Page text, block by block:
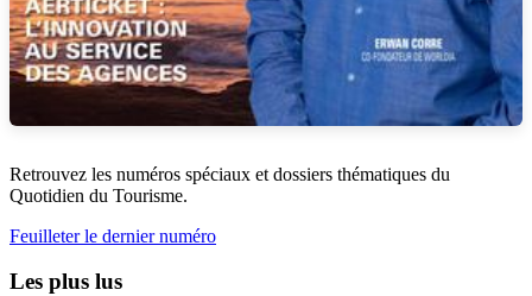
Retrouvez les numéros spéciaux et dossiers thématiques du
Quotidien du Tourisme.
Feuilleter le dernier numéro
Les plus lus